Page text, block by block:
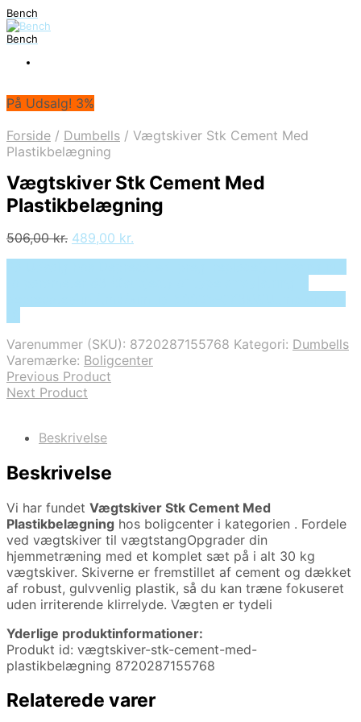
Bench
Bench
På Udsalg! 3%
Forside / Dumbells / Vægtskiver Stk Cement Med
Plastikbelægning
Vægtskiver Stk Cement Med
Plastikbelægning
506,00kr. Den
489,00 kr.
Varenummer (SKU): 8720287155768 Kategori: Dumbells
Varemærke: Boligcenter
Previous Product
Next Product
Beskrivelse
Beskrivelse
Vi har fundet Vægtskiver Stk Cement Med
Plastikbelægning hos boligcenter i kategorien . Fordele
ved vægtskiver til vægtstangOpgrader din
hjemmetræning med et komplet sæt på i alt 30 kg
vægtskiver. Skiverne er fremstillet af cement og dækket
af robust, gulvvenlig plastik, så du kan træne fokuseret
uden irriterende klirrelyde. Vægten er tydeli
Yderlige produktinformationer:
Produkt id: vægtskiver-stk-cement-med-
plastikbelægning 8720287155768
Relaterede varer